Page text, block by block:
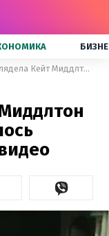
Как выглядела Кейт Миддлтон в 9 лет: в сети появилось неизвестно до этого видео